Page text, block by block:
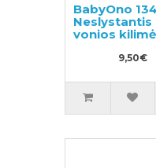
BabyOno
Neslystantis
vonios
9,50€